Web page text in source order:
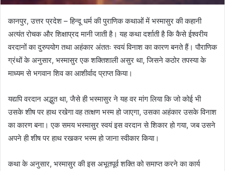
कानपुर, उत्तर प्रदेश – हिन्दू धर्म की पुराणिक कथाओं में भस्मासुर की कहानी
अत्यंत रोचक और शिक्षाप्रद मानी जाती है। यह कथा दर्शाती है कि कैसे ईश्वरीय
वरदानों का दुरुपयोग तथा अहंकार अंततः स्वयं विनाश का कारण बनते हैं। पौराणिक
ग्रंथों के अनुसार, भस्मासुर एक शक्तिशाली असुर था, जिसने कठोर तपस्या के
माध्यम से भगवान शिव का आशीर्वाद प्राप्त किया।
यद्यपि वरदान अद्भुत था, जैसे ही भस्मासुर ने यह वर मांग लिया कि जो कोई भी
उसके शीष पर हाथ रखेगा वह तत्क्षण भस्म हो जाएगा, उसका अहंकार उसके विनाश
का कारण बना। एक समय भस्मासुर स्वयं इस वरदान से शिकार हो गया, जब उसने
अपने ही शीष पर हाथ रखकर भस्म हो जाना स्वीकार किया।
कथा के अनुसार, भस्मासुर की इस अभूतपूर्व शक्ति को समाप्त करने का कार्य